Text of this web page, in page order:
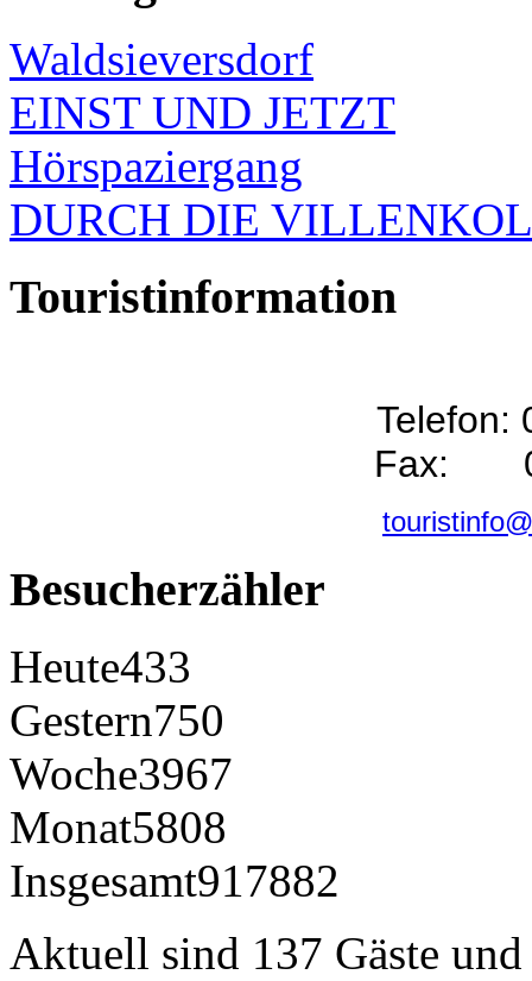
Waldsieversdorf
EINST UND JETZT
Hörspaziergang
DURCH DIE
Touristinformation
Telefon:
Fax:
Besucherzähler
Heute433
Gestern750
Woche3967
Monat5808
Insgesamt917882
Aktuell sind 137 Gäste